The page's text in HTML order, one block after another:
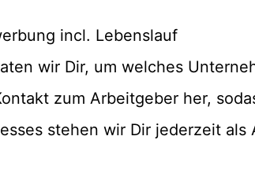
incl. Lebenslauf
wir Dir, um welches
zum Arbeitgeber her,
stehen wir Dir jederzeit